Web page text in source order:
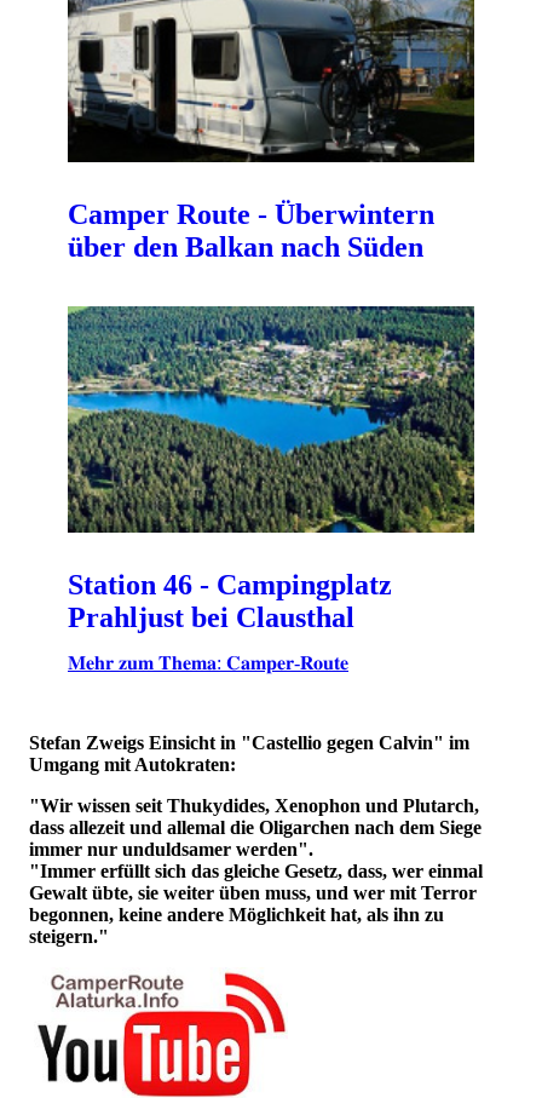
Camper Route - Überwintern
über den Balkan nach Süden
Station 46 - Campingplatz
Prahljust bei Clausthal
𝐌𝐞𝐡𝐫 𝐳𝐮𝐦 𝐓𝐡𝐞𝐦𝐚: 𝐂𝐚𝐦𝐩𝐞𝐫-𝐑𝐨𝐮𝐭𝐞
Stefan Zweigs Einsicht in "Castellio gegen Calvin" im
Umgang mit Autokraten:
"Wir wissen seit Thukydides, Xenophon und Plutarch,
dass allezeit und allemal die Oligarchen nach dem Siege
immer nur unduldsamer werden".
"Immer erfüllt sich das gleiche Gesetz, dass, wer einmal
Gewalt übte, sie weiter üben muss, und wer mit Terror
begonnen, keine andere Möglichkeit hat, als ihn zu
steigern."